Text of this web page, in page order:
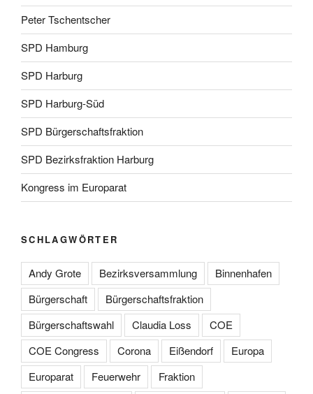
Peter Tschentscher
SPD Hamburg
SPD Harburg
SPD Harburg-Süd
SPD Bürgerschaftsfraktion
SPD Bezirksfraktion Harburg
Kongress im Europarat
SCHLAGWÖRTER
Andy Grote Bezirksversammlung
Binnenhafen
Bürgerschaft
Bürgerschaftsfraktion
Bürgerschaftswahl
Claudia Loss
COE
COE Congress
Corona Eißendorf
Europa
Europarat
Feuerwehr
Fraktion